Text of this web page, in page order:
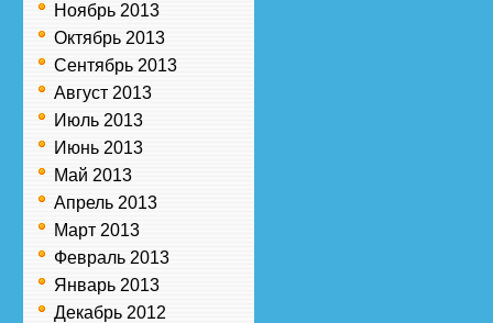
Ноябрь 2013
Октябрь 2013
Сентябрь 2013
Август 2013
Июль 2013
Июнь 2013
Май 2013
Апрель 2013
Март 2013
Февраль 2013
Январь 2013
Декабрь 2012